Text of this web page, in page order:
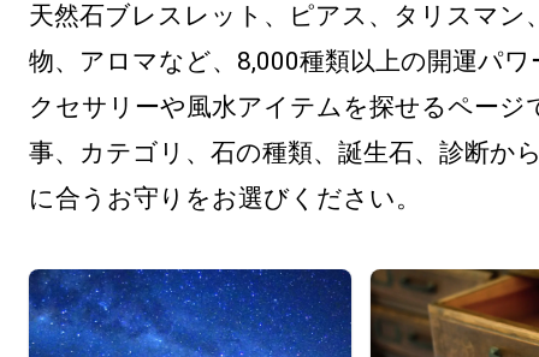
天然石ブレスレット、ピアス、タリスマン
物、アロマなど、8,000種類以上の開運パ
クセサリーや風水アイテムを探せるページ
事、カテゴリ、石の種類、誕生石、診断か
に合うお守りをお選びください。